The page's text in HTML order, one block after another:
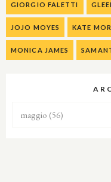
GIORGIO FALETTI
JOJO MOYES KATE
MONICA JAMES